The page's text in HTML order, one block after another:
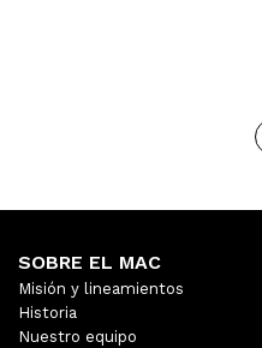
SOBRE EL MAC
Misión y lineamientos
Historia
Nuestro equipo